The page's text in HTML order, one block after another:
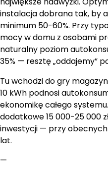
instalacja dobrana tak, by
minimum 50-60%. Przy
mocy w domu z osobami
naturalny poziom
35% — resztę „oddajemy”
Tu wchodzi do gry
10 kWh podnosi
ekonomikę całego
dodatkowe 15 000-25 000
inwestycji — przy
lat.
—